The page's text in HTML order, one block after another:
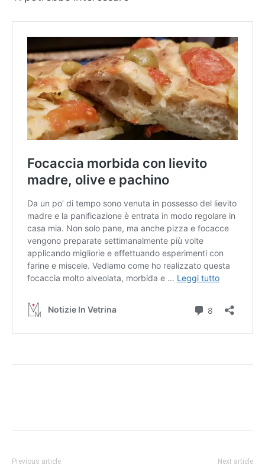
Previous article Next article